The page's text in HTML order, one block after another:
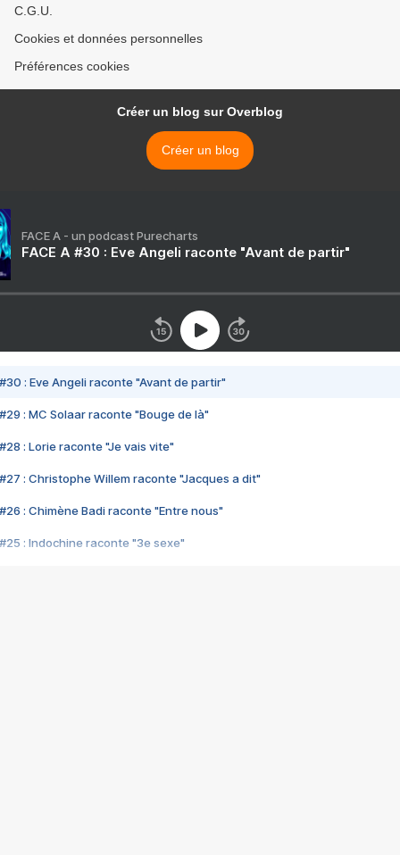
C.G.U.
Cookies et données personnelles
Préférences cookies
Créer un blog sur Overblog
Créer un blog
FACE A - un podcast Purecharts
FACE A #30 : Eve Angeli raconte "Avant de partir"
#30 : Eve Angeli raconte "Avant de partir"
#29 : MC Solaar raconte "Bouge de là"
#28 : Lorie raconte "Je vais vite"
#27 : Christophe Willem raconte "Jacques a dit"
#26 : Chimène Badi raconte "Entre nous"
#25 : Indochine raconte "3e sexe"